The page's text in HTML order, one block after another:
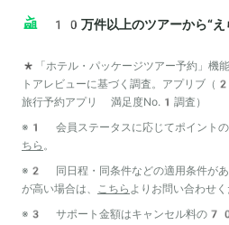
10万件以上のツアーから“え
*「ホテル・パッケージツアー予約」機
トアレビューに基づく調査。アプ
旅行予約アプリ 満足度No.1調査）
※1 会員ステータスに応じてポイントの
ちら 。
※2 同日程・同条件などの適用条件があ
が高い場合は、 こちら よりお問い合わせく
※3 サポート金額はキャンセル料の